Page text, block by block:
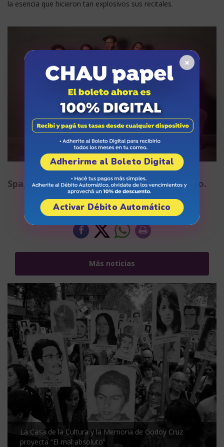
la esencia que hicieron tan explosivos sus recitales.
Spaghetti Western hará delirar el escenario.
septiembre 5, 2024
Más noticias
La Casa de la Cultura y la Memoria de Godoy Cruz
proyecta “El mal absoluto”
×
Adherirme al Boleto Digital
Activar Débito Automático